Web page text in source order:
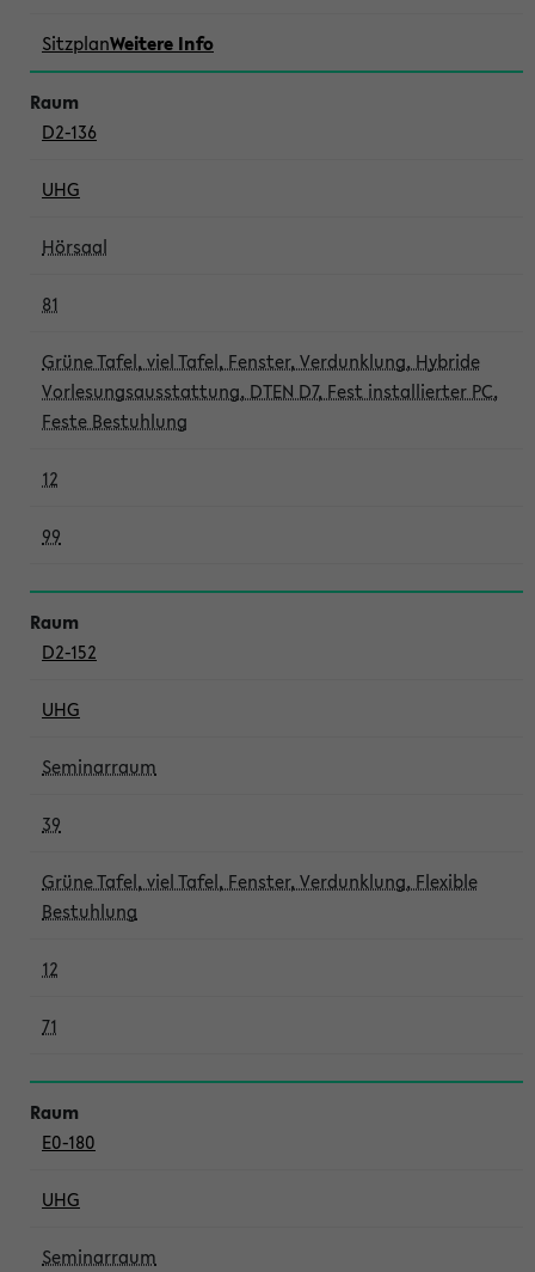
SitzplanWeitere Info
D2-136
UHG
Hörsaal
81
Grüne Tafel, viel Tafel, Fenster, Verdunklung, Hybride
Vorlesungsausstattung, DTEN D7, Fest installierter PC,
Feste Bestuhlung
12
99
D2-152
UHG
Seminarraum
39
Grüne Tafel, viel Tafel, Fenster, Verdunklung, Flexible
Bestuhlung
12
71
E0-180
UHG
Seminarraum